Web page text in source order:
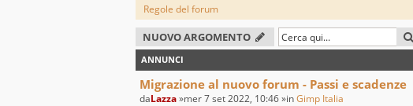
Regole del forum
NUOVO ARGOMENTO
ANNUNCI
Migrazione al nuovo forum - Passi e scadenze
daLazza»mer 7 set 2022, 10:46 »inGimp Italia